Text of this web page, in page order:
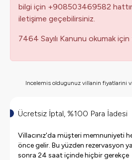
bilgi için +908503469582
iletişime geçebilirsiniz.
7464 Sayılı Kanunu okumak için
Incelemis oldugunuz villanin fiyatlarini
Ücretsiz İptal, %100 Para İadesi
Villacınız'da müşteri memnuniyeti
önce gelir. Bu yüzden rezervasyon
sonra 24 saat içinde hiçbir gerekçe